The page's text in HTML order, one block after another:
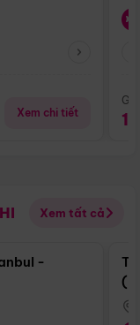
Xem chi tiết
Xem tất cả
Điểm nổi bật
-